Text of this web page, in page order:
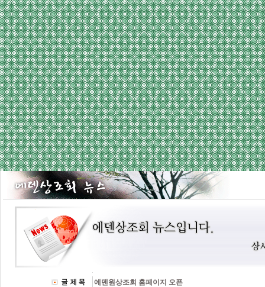
에덴원상조회 홈페이지 오픈